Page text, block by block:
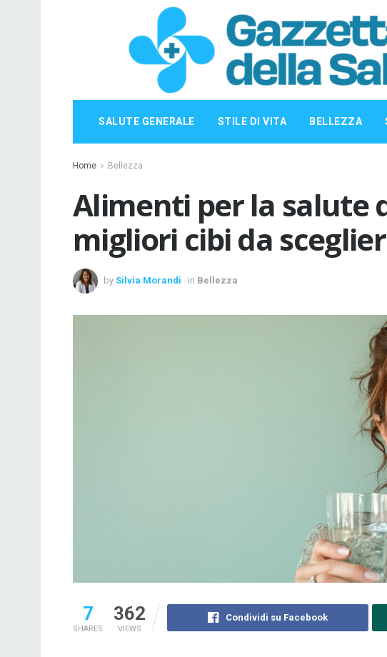
SALUTE GENERALE STILE DI VITA BELLEZZA
Home Bellezza
Alimenti per la salute
migliori cibi da
by Silvia Morandi in Bellezza
7
SHARES
362
VIEWS
Condividi su Facebook